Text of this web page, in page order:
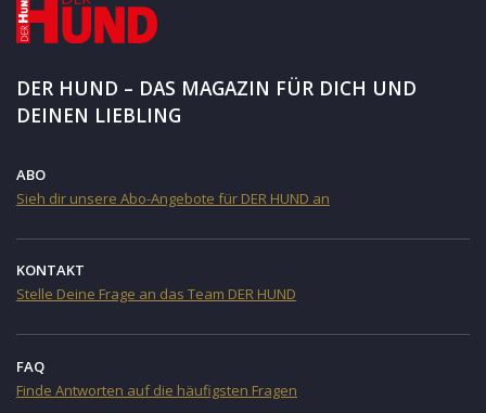
DER HUND – DAS MAGAZIN FÜR DICH UND
DEINEN LIEBLING
ABO
Sieh dir unsere Abo-Angebote für DER HUND an
KONTAKT
Stelle Deine Frage an das Team DER HUND
FAQ
Finde Antworten auf die häufigsten Fragen